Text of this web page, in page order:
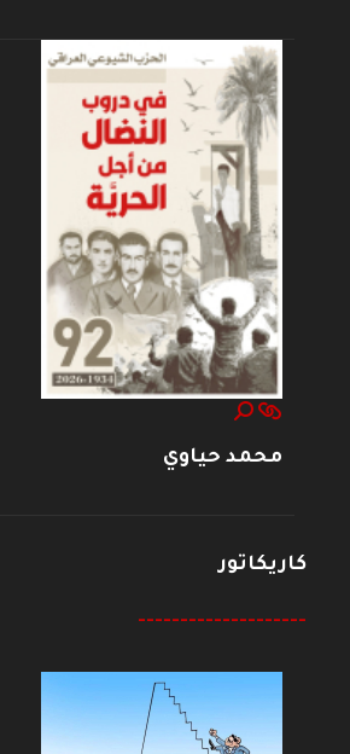
محمد حياوي
كاريكاتور
--------------------